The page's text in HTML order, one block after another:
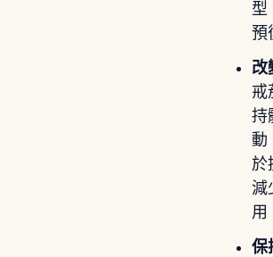
型
預
改
戒
持
動
於
減
用
保